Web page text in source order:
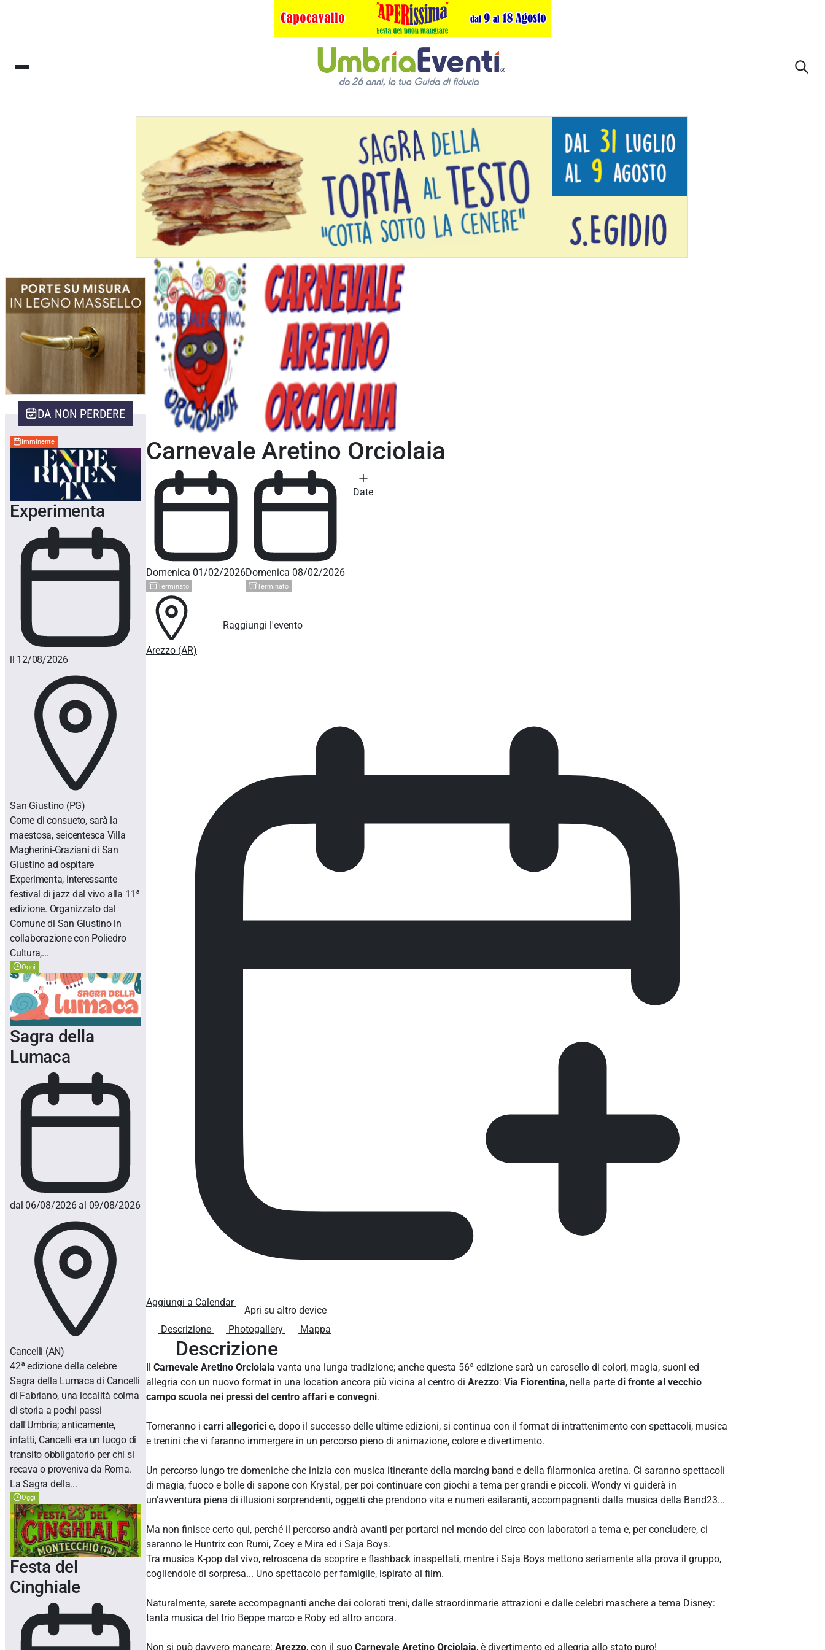
DA NON PERDERE
Imminente
Experimenta
il 12/08/2026
San Giustino (PG)
Come di consueto, sarà la
maestosa, seicentesca Villa
Magherini-Graziani di San
Giustino ad ospitare
Experimenta, interessante
festival di jazz dal vivo alla 11ª
edizione. Organizzato dal
Comune di San Giustino in
collaborazione con Poliedro
Cultura,...
Oggi
Sagra della
Lumaca
dal 06/08/2026 al 09/08/2026
Cancelli (AN)
42ª edizione della celebre
Sagra della Lumaca di Cancelli
di Fabriano, una località colma
di storia a pochi passi
dall'Umbria; anticamente,
infatti, Cancelli era un luogo di
transito obbligatorio per chi si
recava o proveniva da Roma.
La Sagra della...
Oggi
Festa del
Cinghiale
Home > Eventi Arezzo > Eventi Carnevale > Carnevale Aretino Orciolaia
Carnevale Aretino Orciolaia
Domenica 01/02/2026
Terminato
Domenica 08/02/2026
Terminato
Date
Arezzo (AR)
Raggiungi l'evento
Aggiungi a Calendar
Apri su altro device
Descrizione
Photogallery Mappa
Descrizione
Carnevale Aretino Orciolaia vanta una lunga tradizione; anche questa 56ª edizione sarà un carosello di colori, magia, suoni ed
allegria con un nuovo format in una location ancora più vicina al centro di Arezzo: Via Fiorentina, nella parte di fronte al vecchio
campo scuola nei pressi del centro affari e convegni.
Torneranno i carri allegorici e, dopo il successo delle ultime edizioni, si continua con il format di intrattenimento con spettacoli, musica
e trenini che vi faranno immergere in un percorso pieno di animazione, colore e divertimento.
Un percorso lungo tre domeniche che inizia con musica itinerante della marcing band e della filarmonica aretina. Ci saranno spettacoli
di magia, fuoco e bolle di sapone con Krystal, per poi continuare con giochi a tema per grandi e piccoli. Wondy vi guiderà in
un’avventura piena di illusioni sorprendenti, oggetti che prendono vita e numeri esilaranti, accompagnanti dalla musica della Band23...
Ma non finisce certo qui, perché il percorso andrà avanti per portarci nel mondo del circo con laboratori a tema e, per concludere, ci
saranno le Huntrix con Rumi, Zoey e Mira ed i Saja Boys.
Tra musica K-pop dal vivo, retroscena da scoprire e flashback inaspettati, mentre i Saja Boys mettono seriamente alla prova il gruppo,
cogliendole di sorpresa... Uno spettacolo per famiglie, ispirato al film.
Naturalmente, sarete accompagnanti anche dai colorati treni, dalle straordinmarie attrazioni e dalle celebri maschere a tema Disney:
tanta musica del trio Beppe marco e Roby ed altro ancora.
Non si può davvero mancare: Arezzo, con il suo Carnevale Aretino Orciolaia, è divertimento ed allegria allo stato puro!